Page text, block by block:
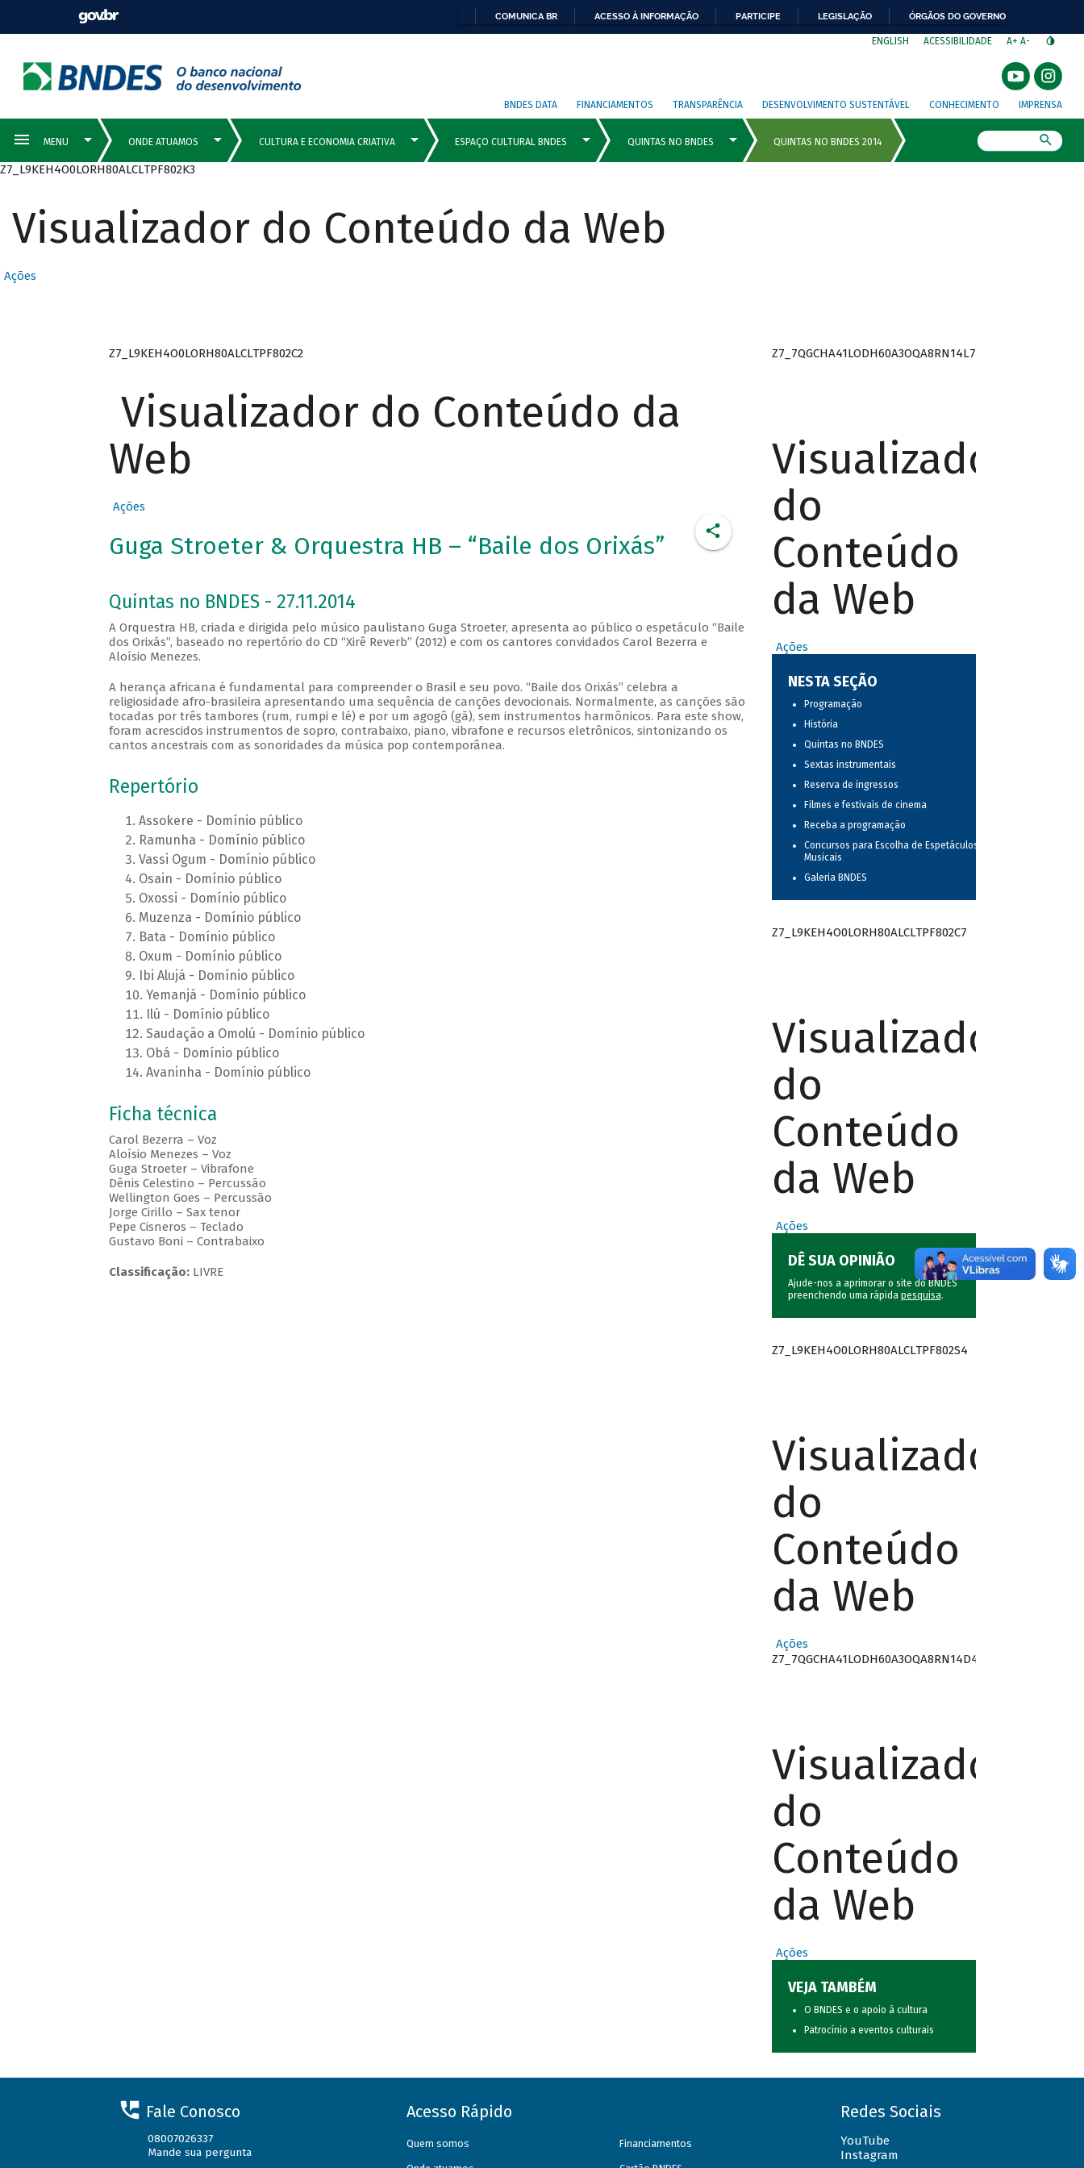
COMUNICA BR ACESSO À INFORMAÇÃO PARTICIPE LEGISLAÇÃO ÓRGÃOS DO GOVERNO
ENGLISH ACESSIBILIDADE A+ A-
BNDES DATA FINANCIAMENTOS TRANSPARÊNCIA DESENVOLVIMENTO SUSTENTÁVEL CONHECIMENTO IMPRENSA
Z7_L9KEH4O0LORH80ALCLTPF802K3
Visualizador do Conteúdo da Web
Ações
Z7_L9KEH4O0LORH80ALCLTPF802C2
Visualizador do Conteúdo da
Web
Ações
Guga Stroeter & Orquestra HB – “Baile dos Orixás”
Quintas no BNDES - 27.11.2014
A Orquestra HB, criada e dirigida pelo músico paulistano Guga Stroeter, apresenta ao público o espetáculo “Baile
dos Orixás”, baseado no repertório do CD “Xirê Reverb” (2012) e com os cantores convidados Carol Bezerra e
Aloísio Menezes.
A herança africana é fundamental para compreender o Brasil e seu povo. “Baile dos Orixás” celebra a
religiosidade afro-brasileira apresentando uma sequência de canções devocionais. Normalmente, as canções são
tocadas por três tambores (rum, rumpi e lé) e por um agogô (gã), sem instrumentos harmônicos. Para este show,
foram acrescidos instrumentos de sopro, contrabaixo, piano, vibrafone e recursos eletrônicos, sintonizando os
cantos ancestrais com as sonoridades da música pop contemporânea.
Repertório
Assokere - Domínio público
Ramunha - Domínio público
Vassi Ogum - Domínio público
Osain - Domínio público
Oxossi - Domínio público
Muzenza - Domínio público
Bata - Domínio público
Oxum - Domínio público
Ibi Alujá - Domínio público
Yemanjá - Domínio público
Ilú - Domínio público
Saudação a Omolú - Domínio público
Obá - Domínio público
Avaninha - Domínio público
Ficha técnica
Carol Bezerra – Voz
Aloísio Menezes – Voz
Guga Stroeter – Vibrafone
Dênis Celestino – Percussão
Wellington Goes – Percussão
Jorge Cirillo – Sax tenor
Pepe Cisneros – Teclado
Gustavo Boni – Contrabaixo
Classificação:LIVRE
Z7_7QGCHA41LODH60A3OQA8RN14L7
Visualizador
do
Conteúdo
da Web
Ações
NESTA SEÇÃO
Programação
História
Quintas no BNDES
Sextas instrumentais
Reserva de ingressos
Filmes e festivais de cinema
Receba a programação
Concursos para Escolha de Espetáculos
Musicais
Galeria BNDES
Z7_L9KEH4O0LORH80ALCLTPF802C7
Visualizador
do
Conteúdo
da Web
Ações
DÊ SUA OPINIÃO
Ajude-nos a aprimorar o site do BNDES
preenchendo uma rápida pesquisa.
Z7_L9KEH4O0LORH80ALCLTPF802S4
Visualizador
do
Conteúdo
da Web
Ações
Z7_7QGCHA41LODH60A3OQA8RN14D4
Visualizador
do
Conteúdo
da Web
Ações
VEJA TAMBÉM
O BNDES e o apoio à cultura
Patrocínio a eventos culturais
Fale Conosco
08007026337
Mande sua pergunta
Acesso Rápido
Quem somos Financiamentos
Redes Sociais
YouTube
Instagram